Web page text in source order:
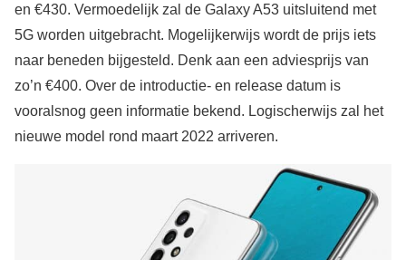
en €430. Vermoedelijk zal de Galaxy A53 uitsluitend met
5G worden uitgebracht. Mogelijkerwijs wordt de prijs iets
naar beneden bijgesteld. Denk aan een adviesprijs van
zo’n €400. Over de introductie- en release datum is
vooralsnog geen informatie bekend. Logischerwijs zal het
nieuwe model rond maart 2022 arriveren.